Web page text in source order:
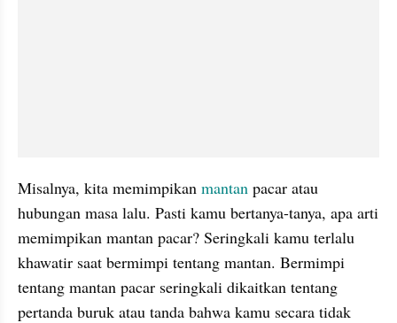
Misalnya, kita memimpikan mantan pacar atau
hubungan masa lalu. Pasti kamu bertanya-tanya, apa arti
memimpikan mantan pacar? Seringkali kamu terlalu
khawatir saat bermimpi tentang mantan. Bermimpi
tentang mantan pacar seringkali dikaitkan tentang
pertanda buruk atau tanda bahwa kamu secara tidak